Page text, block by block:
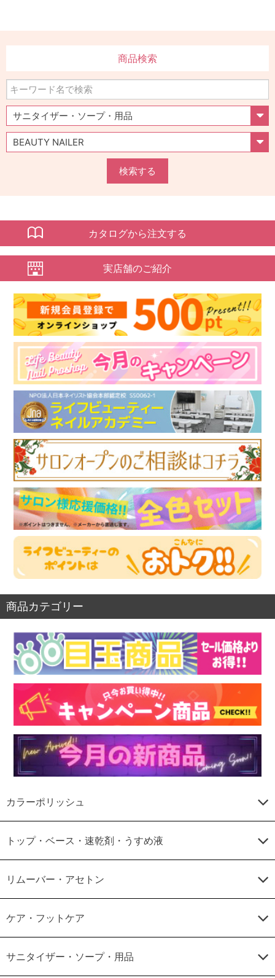
商品検索
検索する
カタログから注文する
実店舗のご紹介
商品カテゴリー
カラーポリッシュ
トップ・ベース・速乾剤・うすめ液
リムーバー・アセトン
ケア・フットケア
サニタイザー・ソープ・用品